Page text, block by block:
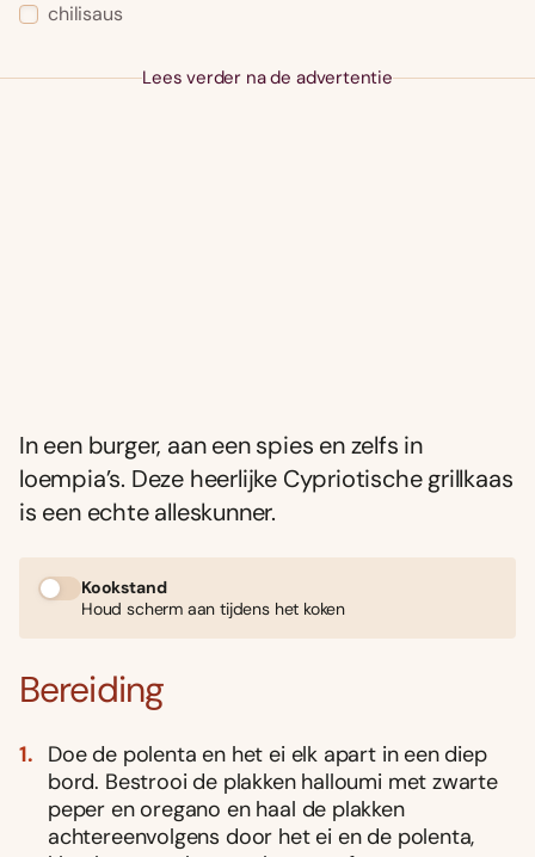
chilisaus
Lees verder na de advertentie
In een burger, aan een spies en zelfs in
loempia’s. Deze heerlijke Cypriotische grillkaas
is een echte alleskunner.
Kookstand
Houd scherm aan tijdens het koken
Bereiding
Doe de polenta en het ei elk apart in een diep
bord. Bestrooi de plakken halloumi met zwarte
peper en oregano en haal de plakken
achtereenvolgens door het ei en de polenta,